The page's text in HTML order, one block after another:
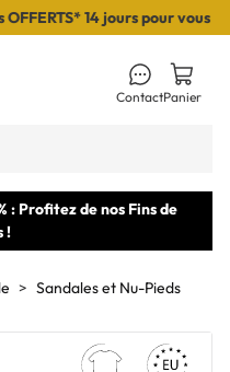
14 jours pour vous
ContactPanier
: Profitez de nos Fins de
!
Sandales et Nu-Pieds